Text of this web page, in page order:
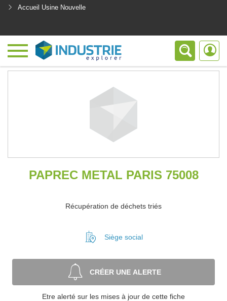
Accueil Usine Nouvelle
PAPREC METAL PARIS 75008
Récupération de déchets triés
Siège social
CRÉER UNE ALERTE
Etre alerté sur les mises à jour de cette fiche